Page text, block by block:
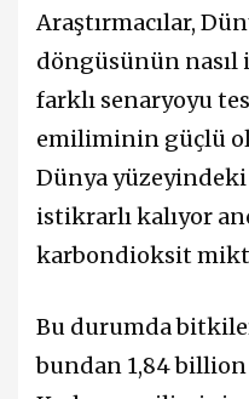
Araştırmacılar,
döngüsünün nasıl
farklı senaryoyu
emiliminin güçlü
Dünya
istikrarlı kalıyor
karbondioksit
Bu durumda
bundan 1,84 billion